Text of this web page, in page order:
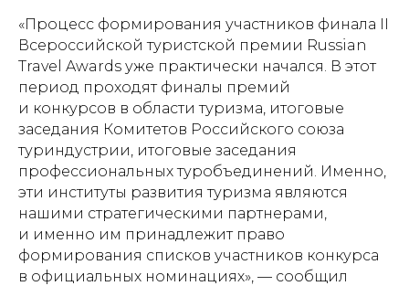
«Процесс формирования участников финала II
Всероссийской туристской премии Russian
Travel Awards уже практически начался. В этот
период проходят финалы премий
и конкурсов в области туризма, итоговые
заседания Комитетов Российского союза
туриндустрии, итоговые заседания
профессиональных туробъединений. Именно,
эти институты развития туризма являются
нашими стратегическими партнерами,
и именно им принадлежит право
формирования списков участников конкурса
в официальных номинациях», — сообщил